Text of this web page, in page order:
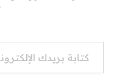
كتابة بريدك الإلكتروني...